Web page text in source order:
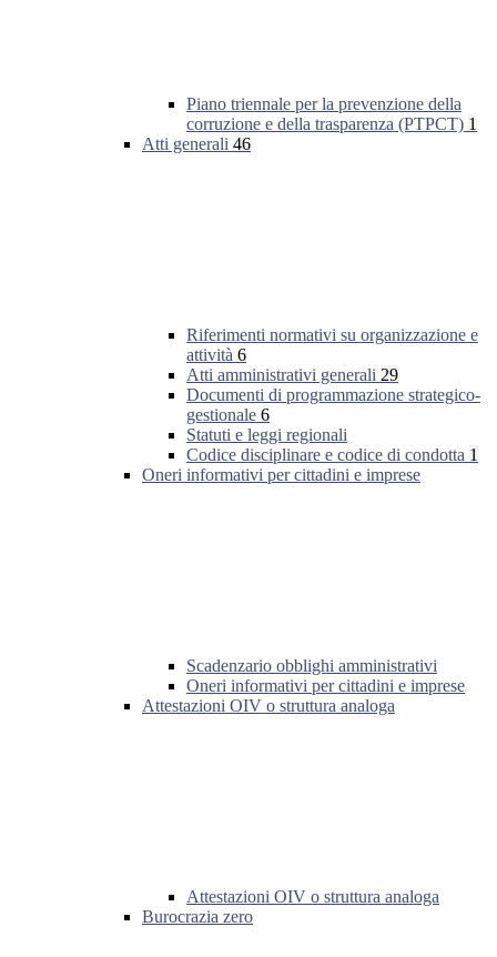
Piano triennale per la prevenzione della
corruzione e della trasparenza (PTPCT) 1
Atti generali 46
Riferimenti normativi su organizzazione e
attività 6
Atti amministrativi generali 29
Documenti di programmazione strategico-
gestionale 6
Statuti e leggi regionali
Codice disciplinare e codice di condotta 1
Oneri informativi per cittadini e imprese
Scadenzario obblighi amministrativi
Oneri informativi per cittadini e imprese
Attestazioni OIV o struttura analoga
Attestazioni OIV o struttura analoga
Burocrazia zero